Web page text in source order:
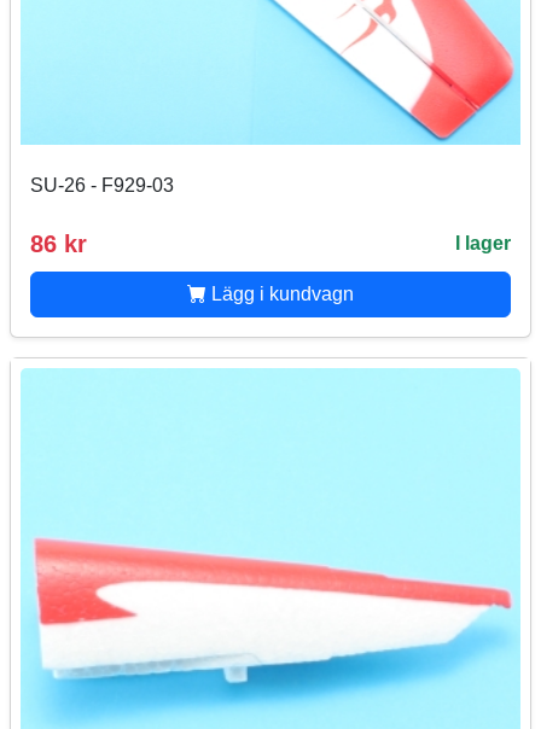
SU-26 - F929-03
86 kr I lager
Lägg i kundvagn